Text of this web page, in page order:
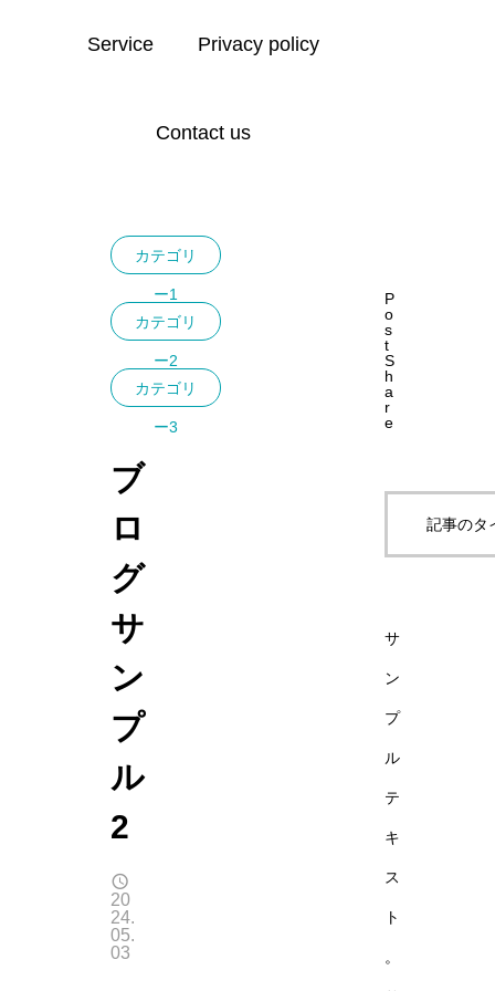
Service Privacy policy
Contact us
カテゴリ
ー1
カテゴリ
ー2
カテゴリ
ー3
ブ
ロ
グ
サ
ン
プ
ル
2
20
24.
05.
03
P
o
s
t
S
h
a
r
e
記事のタ
サ
ン
プ
ル
テ
キ
ス
ト
。